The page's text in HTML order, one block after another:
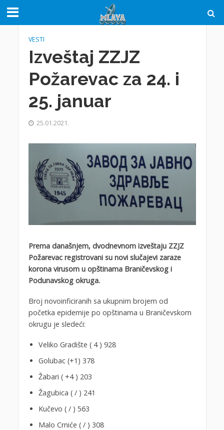
VESTI
Izveštaj ZZJZ
Požarevac za 24. i
25. januar
25.01.2021.
Prema današnjem, dvodnevnom izveštaju ZZJZ
Požarevac registrovani su novi slučajevi zaraze
korona virusom u opštinama Braničevskog i
Podunavskog okruga.
Broj novoinficiranih sa ukupnim brojem od
početka epidemije po opštinama u Braničevskom
okrugu je sledeći:
Veliko Gradište ( 4 ) 928
Golubac (+1) 378
Žabari ( +4 ) 203
Žagubica ( / ) 241
Kučevo ( / ) 563
Malo Crniće ( / ) 308